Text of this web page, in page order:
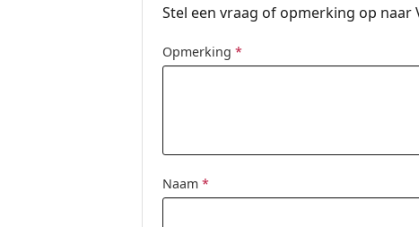
Stel een vraag of opmerking op
Opmerking *
Naam *